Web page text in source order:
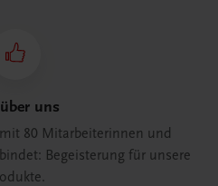
uns
80 Mitarbeiterinnen und
Begeisterung für unsere